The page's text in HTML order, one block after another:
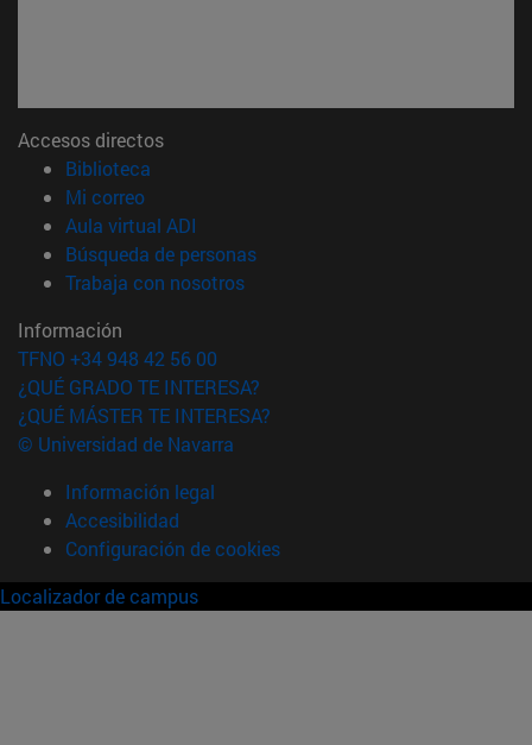
Accesos directos
Biblioteca
Mi correo(abre en nueva ventana)
Aula virtual ADI
Búsqueda de personas(abre en nueva ventana)
Trabaja con nosotros(abre en nueva ventana)
Información
TFNO +34 948 42 56 00
¿QUÉ GRADO TE INTERESA?
¿QUÉ MÁSTER TE INTERESA?
© Universidad de Navarra
Información legal
Accesibilidad
Configuración de cookies
Localizador de campus